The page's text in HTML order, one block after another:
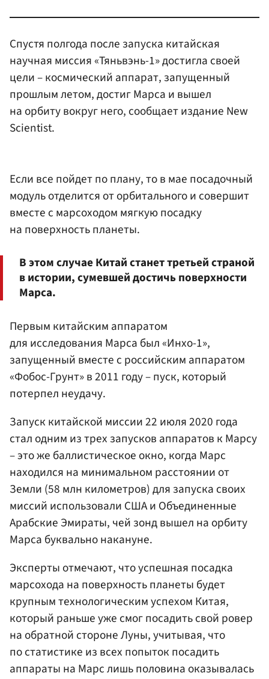
Спустя полгода после запуска китайская
научная миссия «Тяньвэнь-1» достигла своей
цели – космический аппарат, запущенный
прошлым летом, достиг Марса и вышел
на орбиту вокруг него, сообщает издание New
Scientist.
Если все пойдет по плану, то в мае посадочный
модуль отделится от орбитального и совершит
вместе с марсоходом мягкую посадку
на поверхность планеты.
В этом случае Китай станет третьей страной
в истории, сумевшей достичь поверхности
Марса.
Первым китайским аппаратом
для исследования Марса был «Инхо-1»,
запущенный вместе с российским аппаратом
«Фобос-Грунт» в 2011 году – пуск, который
потерпел неудачу.
Запуск китайской миссии 22 июля 2020 года
стал одним из трех запусков аппаратов к Марсу
– это же баллистическое окно, когда Марс
находился на минимальном расстоянии от
Земли (58 млн километров) для запуска своих
миссий использовали США и Объединенные
Арабские Эмираты, чей зонд вышел на орбиту
Марса буквально накануне.
Эксперты отмечают, что успешная посадка
марсохода на поверхность планеты будет
крупным технологическим успехом Китая,
который раньше уже смог посадить свой ровер
на обратной стороне Луны, учитывая, что
по статистике из всех попыток посадить
аппараты на Марс лишь половина оказывалась